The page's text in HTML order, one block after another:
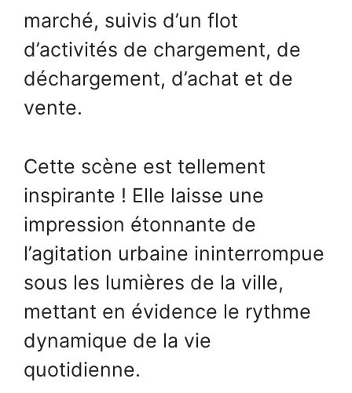
marché, suivis d’un flot
d’activités de chargement, de
déchargement, d’achat et de
vente.
Cette scène est tellement
inspirante ! Elle laisse une
impression étonnante de
l’agitation urbaine ininterrompue
sous les lumières de la ville,
mettant en évidence le rythme
dynamique de la vie
quotidienne.